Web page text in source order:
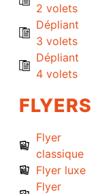
2 volets
Dépliant
3 volets
Dépliant
4 volets
FLYERS
Flyer
classique
Flyer luxe
Flyer